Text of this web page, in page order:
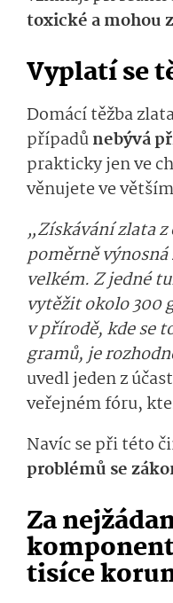
toxické a mohou
Vyplatí se
Domácí těžba
případůnebývá
prakticky jen ve
věnujete ve
„Získávání zlata
poměrně
velkém. Z jedné
vytěžit okolo 300
v přírodě, kde se
gramů, je
uvedl jeden z
veřejném fóru,
Navíc se při této
problémů se
Za
tisíce